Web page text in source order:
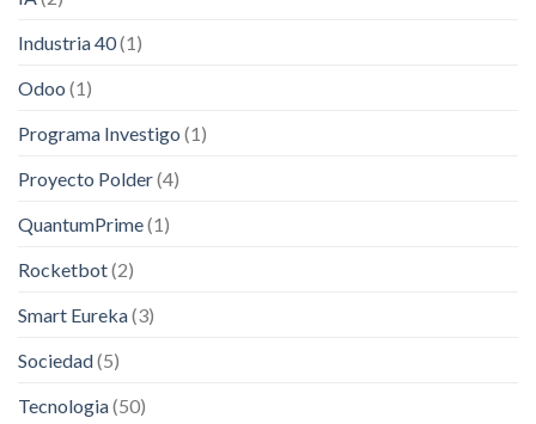
Industria 40(1)
Odoo (1)
Programa Investigo (1)
Proyecto Polder(4)
QuantumPrime(1)
Rocketbot(2)
Smart Eureka(3)
Sociedad(5)
Tecnologia(50)